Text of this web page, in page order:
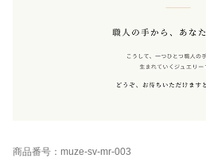
商品番号：muze-sv-mr-003